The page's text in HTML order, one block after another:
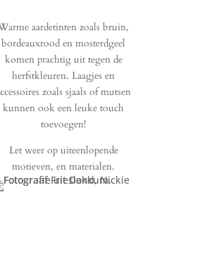
aardetinten zoals bruin,
bordeauxrood en mosterdgeel
komen prachtig uit tegen de
herfstkleuren. Laagjes en
zoals sjaals of mutsen
kunnen ook een leuke touch
toevoegen!
Let weer op uiteenlopende
motieven, en materialen.